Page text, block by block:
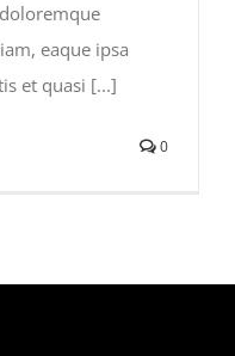
eaque ipsa
et quasi [...]
0